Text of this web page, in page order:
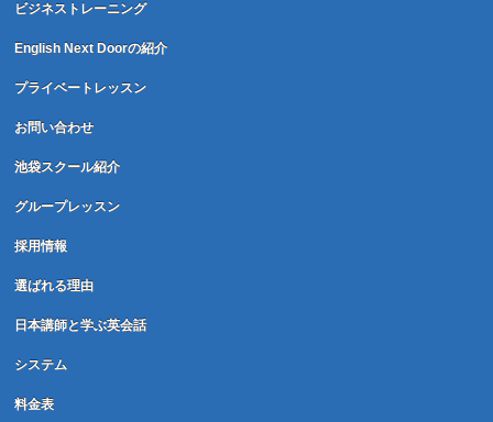
ビジネストレーニング
English Next Doorの紹介
プライベートレッスン
お問い合わせ
池袋スクール紹介
グループレッスン
採用情報
選ばれる理由
日本講師と学ぶ英会話
システム
料金表